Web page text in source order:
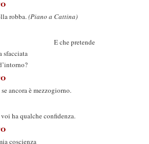
robba.(Piano a Cattina)
pretende
sfacciata
ancora è mezzogiorno.
ha qualche confidenza.
coscienza